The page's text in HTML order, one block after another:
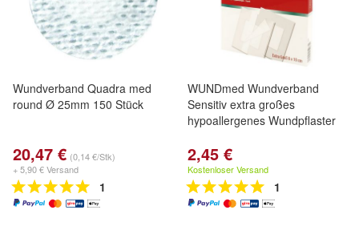
Wundverband Quadra med
round Ø 25mm 150 Stück
20,47 € (0,14 €/Stk)
+ 5,90 € Versand
1
WUNDmed Wundverband
Sensitiv extra großes
hypoallergenes Wundpflaster
2,45 €
Kostenloser Versand
1